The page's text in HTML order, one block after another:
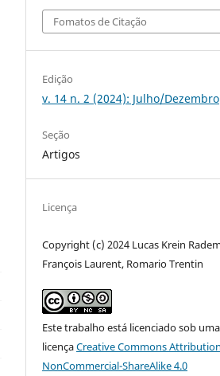
Fomatos de Citação
Edição
v. 14 n. 2 (2024): Julho/Dezembro
Seção
Artigos
Licença
Copyright (c) 2024 Lucas Krein
François Laurent, Romario Trentin
Este trabalho está licenciado sob uma
licençaCreative Commons
NonCommercial-ShareAlike 4.0